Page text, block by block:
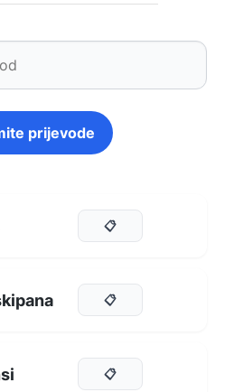
prijevode
📋
📋
📋